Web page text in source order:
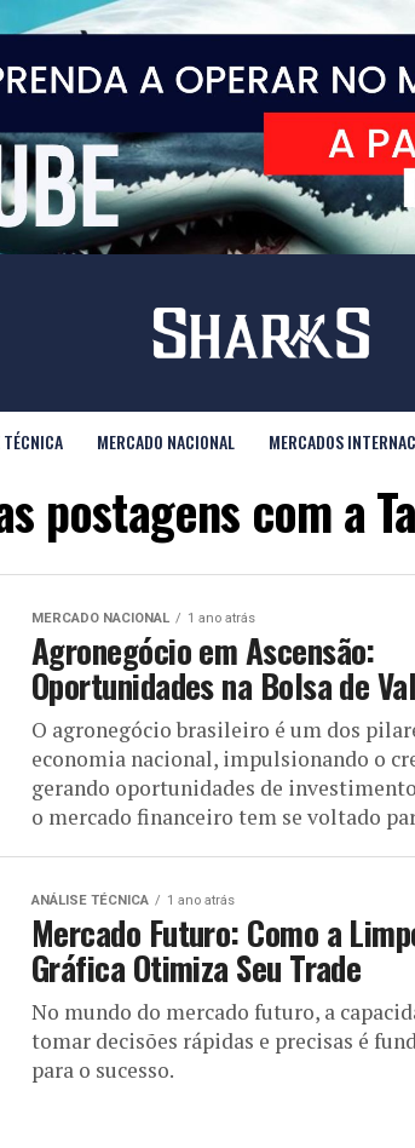
MERCADO NACIONAL MERCADOS
postagens com a
MERCADO NACIONAL 1 ano atrás
Agronegócio em Ascensão:
Oportunidades na Bolsa de
O agronegócio brasileiro é um dos
economia nacional, impulsionando o
gerando oportunidades de
o mercado financeiro tem se voltado
ANÁLISE TÉCNICA 1 ano atrás
Mercado Futuro: Como a
Gráfica Otimiza Seu Trade
No mundo do mercado futuro, a
tomar decisões rápidas e precisas é
para o sucesso.